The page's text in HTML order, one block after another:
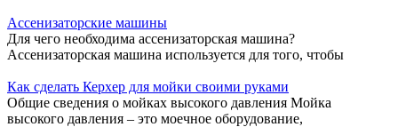
Ассенизаторские машины
Для чего необходима ассенизаторская машина?
Ассенизаторская машина используется для того, чтобы
Как сделать Керхер для мойки своими руками
Общие сведения о мойках высокого давления Мойка
высокого давления – это моечное оборудование,